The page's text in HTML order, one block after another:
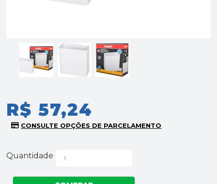
R$ 57,24
Quantidade